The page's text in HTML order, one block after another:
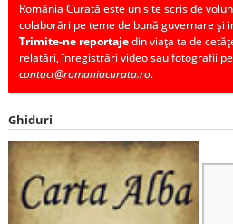
România Curată este un site scris de
colaborări pe teme de bună guvernare și
Trimite-ne reportajedin viața ta de
relatări, înregistrări video sau fotografii
contact@romaniacurata.ro.
Ghiduri